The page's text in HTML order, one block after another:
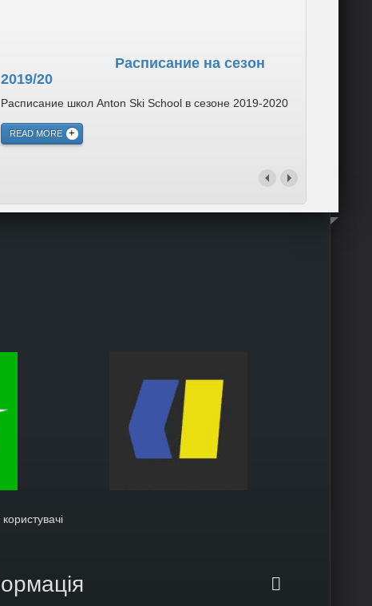
Расписание на сезон
2019/20
Расписание школ Anton Ski School в сезоне 2019-2020
READ MORE